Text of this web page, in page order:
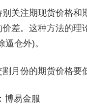
注期现货价格和
差。这种方法的
仓外)。
份的期货价格要
易金服